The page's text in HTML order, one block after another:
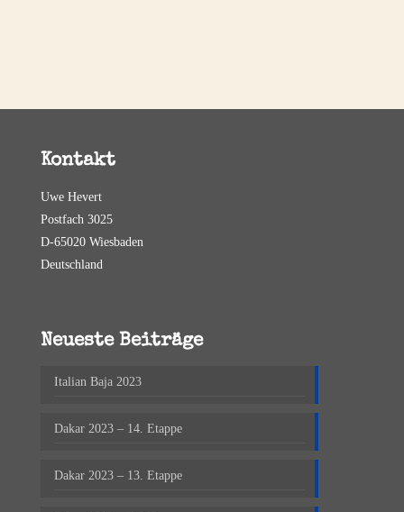
Kontakt
Uwe Hevert
Postfach 3025
D-65020 Wiesbaden
Deutschland
Neueste Beiträge
Italian Baja 2023
Dakar 2023 – 14. Etappe
Dakar 2023 – 13. Etappe